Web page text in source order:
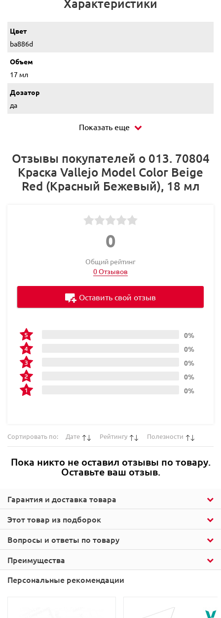
Характеристики
Цвет
ba886d
Объем
17 мл
Дозатор
да
Показать еще
Этот товар из подборок
Гарантия и доставка товара
Отзывы покупателей о 013. 70804
Краска Vallejo Model Color Beige
Red (Красный Бежевый), 18 мл
0
Общий рейтинг
0 Отзывов
0%
0%
0%
0%
0%
Оставить свой отзыв
Сортировать по: Дате Рейтингу Полезности
Пока никто не оставил отзывы по товару.
Оставьте ваш отзыв.
Вопросы и ответы по товару
Преимущества
Персональные рекомендации